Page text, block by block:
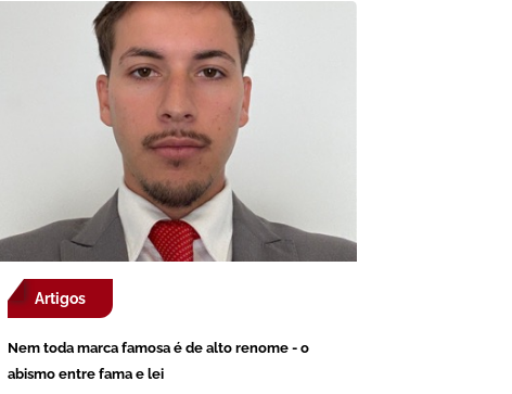
Artigos
Nem toda marca famosa é de alto renome - o
abismo entre fama e lei